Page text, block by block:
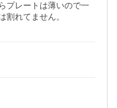
プレートは薄いので一
割れてません。